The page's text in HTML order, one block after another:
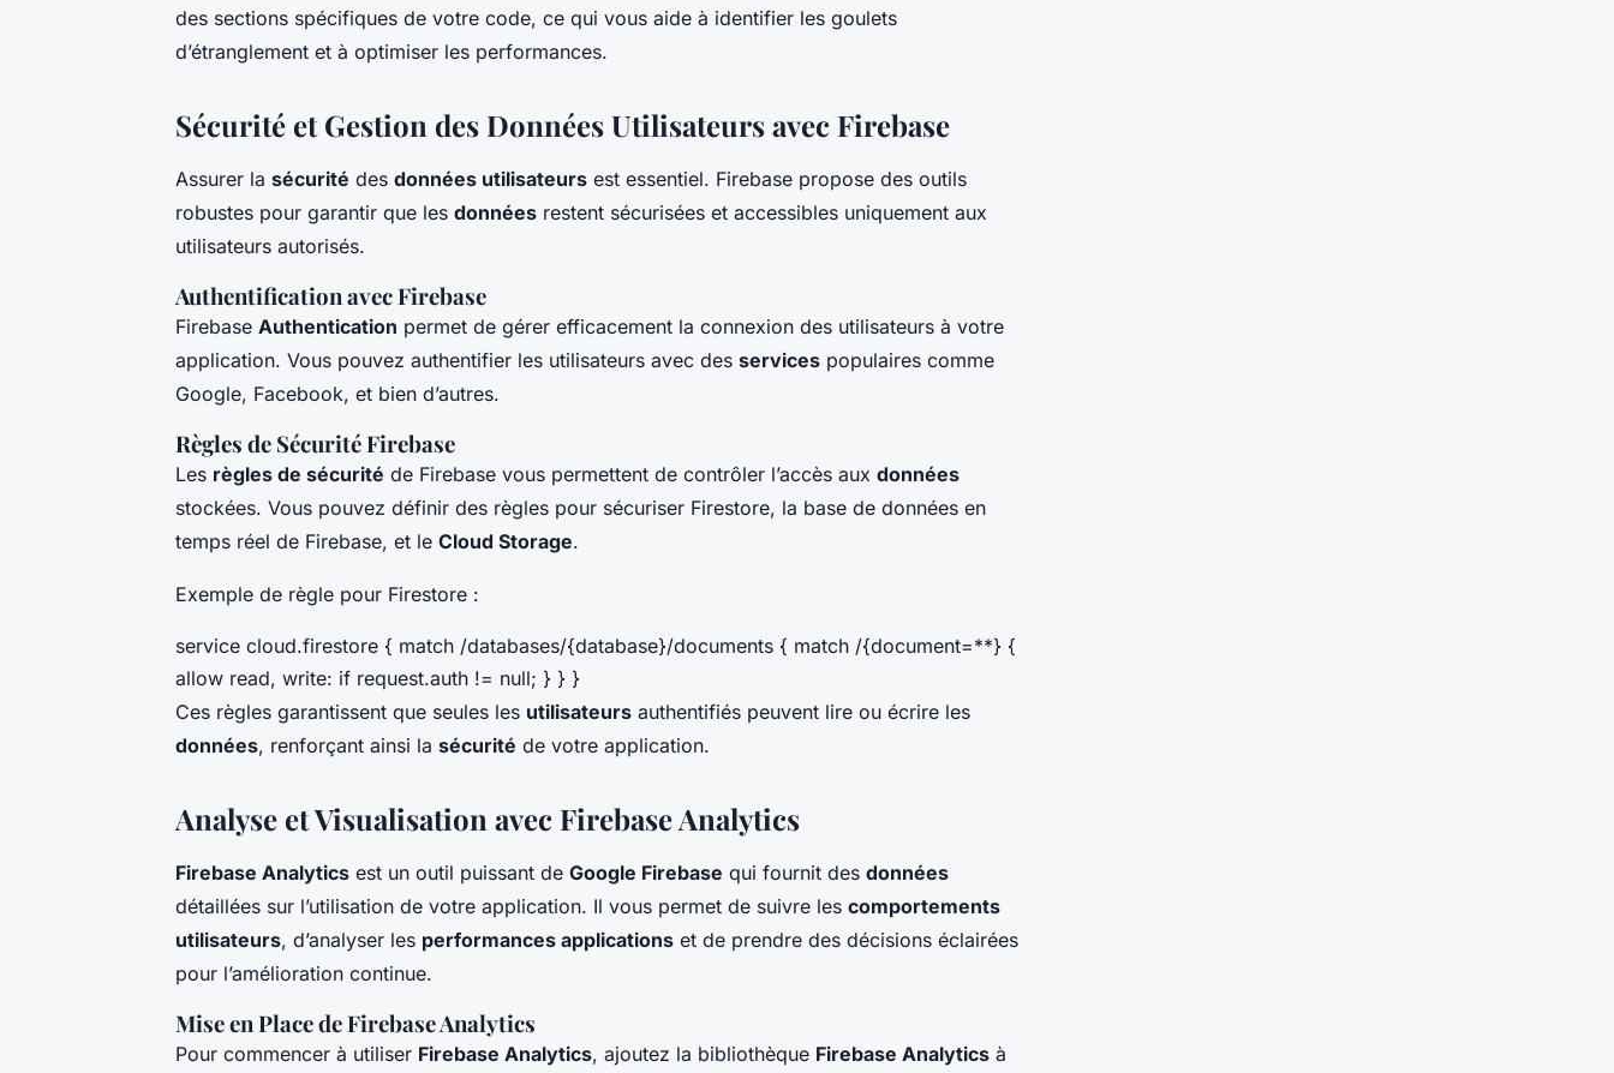
des sections spécifiques de votre code, ce qui vous aide à identifier les goulets
d’étranglement et à optimiser les performances.
Sécurité et Gestion des Données Utilisateurs avec Firebase
Assurer la sécurité des données utilisateurs est essentiel. Firebase propose des outils
robustes pour garantir que les données restent sécurisées et accessibles uniquement aux
utilisateurs autorisés.
Authentification avec Firebase
Firebase Authentication permet de gérer efficacement la connexion des utilisateurs à votre
application. Vous pouvez authentifier les utilisateurs avec des services populaires comme
Google, Facebook, et bien d’autres.
Règles de Sécurité Firebase
Les règles de sécurité de Firebase vous permettent de contrôler l’accès aux données
stockées. Vous pouvez définir des règles pour sécuriser Firestore, la base de données en
temps réel de Firebase, et le Cloud Storage.
Exemple de règle pour Firestore :
service cloud.firestore { match /databases/{database}/documents { match /{document=**} {
allow read, write: if request.auth != null; } } }
Ces règles garantissent que seules les utilisateurs authentifiés peuvent lire ou écrire les
données, renforçant ainsi la sécurité de votre application.
Analyse et Visualisation avec Firebase Analytics
Firebase Analytics est un outil puissant de Google Firebase qui fournit des données
détaillées sur l’utilisation de votre application. Il vous permet de suivre les comportements
utilisateurs, d’analyser les performances applications et de prendre des décisions éclairées
pour l’amélioration continue.
Mise en Place de Firebase Analytics
Pour commencer à utiliser Firebase Analytics, ajoutez la bibliothèque Firebase Analytics à